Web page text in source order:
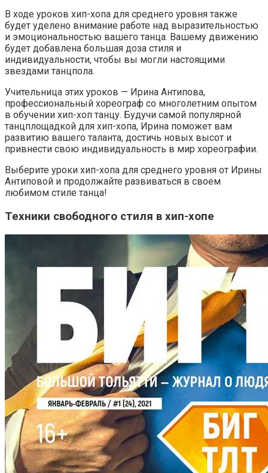
В ходе уроков хип-хопа для среднего уровня также
будет уделено внимание работе над выразительностью
и эмоциональностью вашего танца. Вашему движению
будет добавлена большая доза стиля и
индивидуальности, чтобы вы могли настоящими
звездами танцпола.
Учительница этих уроков — Ирина Антипова,
профессиональный хореограф со многолетним опытом
в обучении хип-хоп танцу. Будучи самой популярной
танцплощадкой для хип-хопа, Ирина поможет вам
развитию вашего таланта, достичь новых высот и
привнести свою индивидуальность в мир хореографии.
Выберите уроки хип-хопа для среднего уровня от Ирины
Антиповой и продолжайте развиваться в своем
любимом стиле танца!
Техники свободного стиля в хип-хопе